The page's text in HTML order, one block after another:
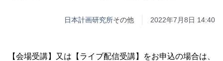
日本計画研究所その他 2022年7月8日 14:40
【会場受講】又は【ライブ配信受講】をお申込の場合は、